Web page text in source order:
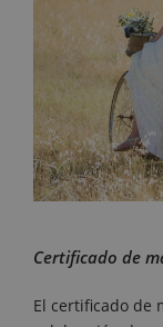
Certificado de
El certificado de